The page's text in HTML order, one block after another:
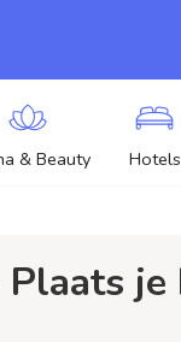
& Beauty Hotels